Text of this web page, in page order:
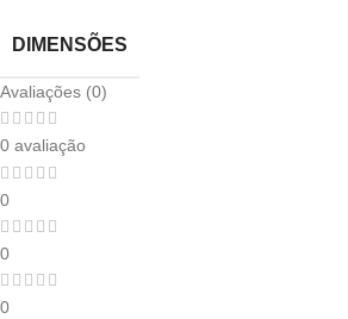
DIMENSÕES
Avaliações (0)
0 avaliação
0
0
0